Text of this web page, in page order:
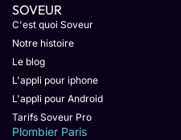
SOVEUR
C'est quoi Soveur
Notre histoire
Le blog
L'appli pour iphone
L'appli pour Android
Tarifs Soveur Pro
Plombier Paris